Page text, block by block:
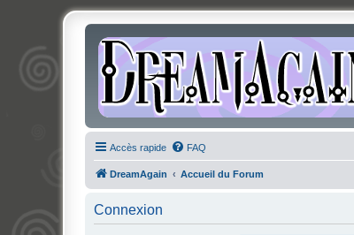
Accès rapide FAQ
DreamAgain Accueil du Forum
Connexion